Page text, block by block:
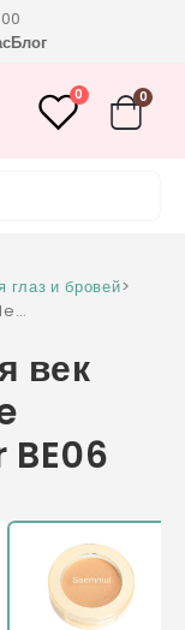
Блог
0 0
глаз и бровей>
век